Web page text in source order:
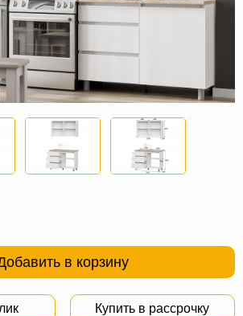
в корзину
Купить в рассрочку